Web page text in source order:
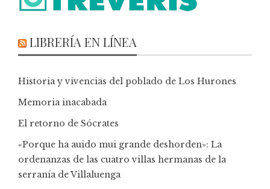
LIBRERÍA EN LÍNEA
Historia y vivencias del poblado de Los Hurones
Memoria inacabada
El retorno de Sócrates
«Porque ha auido mui grande deshorden»: La
ordenanzas de las cuatro villas hermanas de la
serranía de Villaluenga